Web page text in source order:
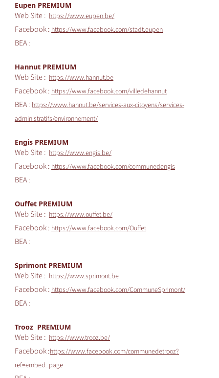
Eupen PREMIUM
Web Site : https://www.eupen.be/
Facebook :https://www.facebook.com/stadt.eupen
BEA :
Hannut PREMIUM
Web Site : https://www.hannut.be
Facebook :https://www.facebook.com/villedehannut
BEA :https://www.hannut.be/services-aux-citoyens/services-
administratifs/environnement/
Engis PREMIUM
Web Site : https://www.engis.be/
Facebook :https://www.facebook.com/communedengis
BEA :
Ouffet PREMIUM
Web Site : https://www.ouffet.be/
Facebook :https://www.facebook.com/Ouffet
BEA :
Sprimont PREMIUM
Web Site : https://www.sprimont.be
Facebook :https://www.facebook.com/CommuneSprimont/
BEA :
Trooz PREMIUM
Web Site : https://www.trooz.be/
Facebook :https://www.facebook.com/communedetrooz?
ref=embed_page